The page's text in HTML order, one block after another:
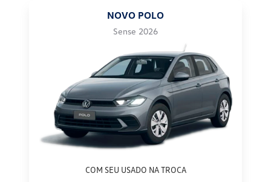
NOVO POLO
Sense 2026
COM SEU USADO NA TROCA